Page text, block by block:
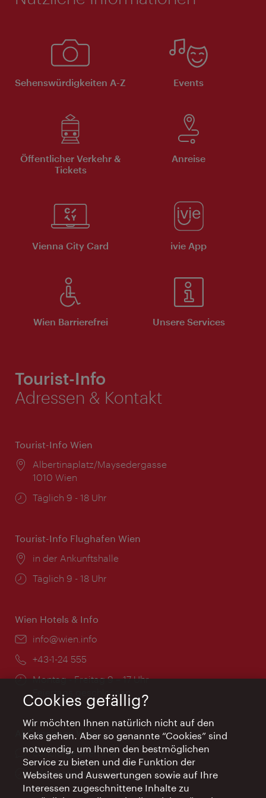
Sehenswürdigkeiten A-Z Events
Öffentlicher Verkehr &
Tickets
Anreise
Vienna City Card ivie App
Wien Barrierefrei Unsere Services
Tourist-Info
Adressen & Kontakt
Tourist-Info Wien
Ort:
Albertinaplatz/Maysedergasse
1010 Wien
Öffnungszeiten:
Täglich 9 - 18 Uhr
Tourist-Info Flughafen Wien
Ort:
in der Ankunftshalle
Öffnungszeiten:
Täglich 9 - 18 Uhr
Wien Hotels & Info
Email:
info@wien.info
Telefon:
+43-1-24 555
Öffnungszeiten:
Montag - Freitag 9 – 17 Uhr
Feiertags geschlossen
AI Concierge Wien
Ort:
concierge.wien.info
Öffnungszeiten:
Informationen rund um die Uhr
Cookies gefällig?
Wir möchten Ihnen natürlich nicht auf den
Keks gehen. Aber so genannte “Cookies” sind
notwendig, um Ihnen den bestmöglichen
Service zu bieten und die Funktion der
Websites und Auswertungen sowie auf Ihre
Interessen zugeschnittene Inhalte zu